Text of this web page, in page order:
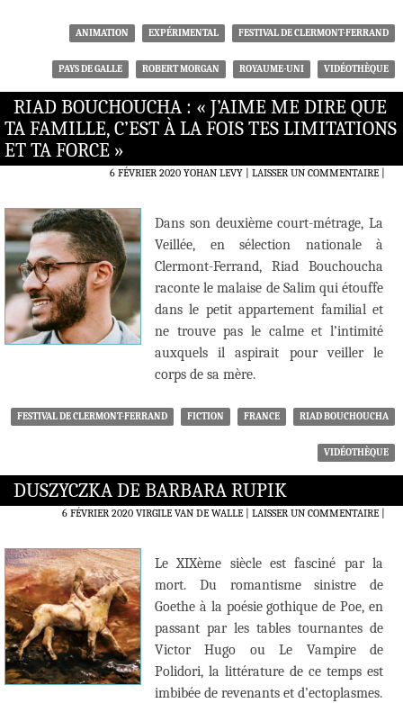
ANIMATION EXPÉRIMENTAL FESTIVAL DE CLERMONT-FERRAND
PAYS DE GALLE ROBERT MORGAN ROYAUME-UNI VIDÉOTHÈQUE
RIAD BOUCHOUCHA : « J’AIME ME DIRE QUE
TA FAMILLE, C’EST À LA FOIS TES LIMITATIONS
ET TA FORCE »
6 FÉVRIER 2020 YOHAN LEVY LAISSER UN COMMENTAIRE|
Dans son deuxième court-métrage, La
Veillée, en sélection nationale à
Clermont-Ferrand, Riad Bouchoucha
raconte le malaise de Salim qui étouffe
dans le petit appartement familial et
ne trouve pas le calme et l’intimité
auxquels il aspirait pour veiller le
corps de sa mère.
FESTIVAL DE CLERMONT-FERRAND FICTION FRANCE RIAD BOUCHOUCHA
VIDÉOTHÈQUE
DUSZYCZKA DE BARBARA RUPIK
6 FÉVRIER 2020 VIRGILE VAN DE WALLE LAISSER UN COMMENTAIRE|
Le XIXème siècle est fasciné par la
mort. Du romantisme sinistre de
Goethe à la poésie gothique de Poe, en
passant par les tables tournantes de
Victor Hugo ou Le Vampire de
Polidori, la littérature de ce temps est
imbibée de revenants et d’ectoplasmes.